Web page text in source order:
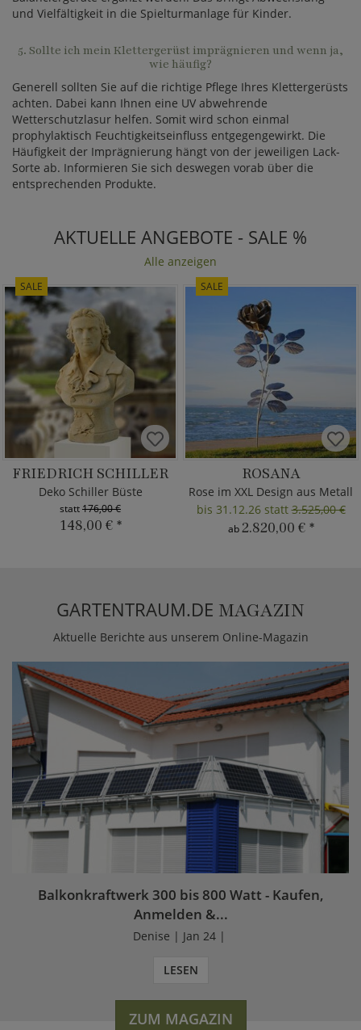
und Vielfältigkeit in die Spielturmanlage für Kinder.
5. Sollte ich mein Klettergerüst imprägnieren und wenn ja,
wie häufig?
Generell sollten Sie auf die richtige Pflege Ihres Klettergerüsts
achten. Dabei kann Ihnen eine UV abwehrende
Wetterschutzlasur helfen. Somit wird schon einmal
prophylaktisch Feuchtigkeitseinfluss entgegengewirkt. Die
Häufigkeit der Imprägnierung hängt von der jeweiligen Lack-
Sorte ab. Informieren Sie sich deswegen vorab über die
entsprechenden Produkte.
AKTUELLE ANGEBOTE - SALE %
Alle anzeigen
SALE
FRIEDRICH SCHILLER
Deko Schiller Büste
statt176,00 €
148,00 € *
SALE
ROSANA
Rose im XXL Design aus Metall
bis 31.12.26 statt3.525,00 €
ab2.820,00 € *
GARTENTRAUM.DE MAGAZIN
Aktuelle Berichte aus unserem Online-Magazin
Balkonkraftwerk 300 bis 800 Watt - Kaufen,
Anmelden &...
Denise | Jan 24 |
LESEN
ZUM MAGAZIN